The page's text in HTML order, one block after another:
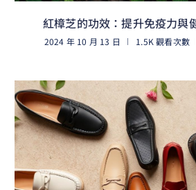
紅樟芝的功效：提升免疫力與
2024 年 10 月 13 日 1.5K 觀看次數